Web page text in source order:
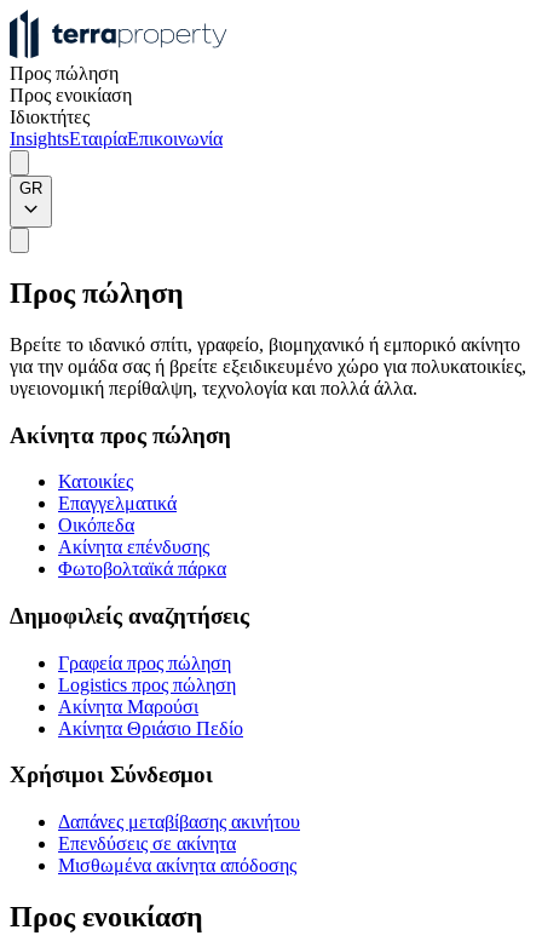
Προς πώληση
Προς ενοικίαση
Ιδιοκτήτες
InsightsΕταιρίαΕπικοινωνία
GR
Προς πώληση
Βρείτε το ιδανικό σπίτι, γραφείο, βιομηχανικό ή εμπορικό ακίνητο
για την ομάδα σας ή βρείτε εξειδικευμένο χώρο για πολυκατοικίες,
υγειονομική περίθαλψη, τεχνολογία και πολλά άλλα.
Ακίνητα προς πώληση
Κατοικίες
Επαγγελματικά
Οικόπεδα
Ακίνητα επένδυσης
Φωτοβολταϊκά πάρκα
Δημοφιλείς αναζητήσεις
Γραφεία προς πώληση
Logistics προς πώληση
Ακίνητα Μαρούσι
Ακίνητα Θριάσιο Πεδίο
Χρήσιμοι Σύνδεσμοι
Δαπάνες μεταβίβασης ακινήτου
Επενδύσεις σε ακίνητα
Μισθωμένα ακίνητα απόδοσης
Προς ενοικίαση